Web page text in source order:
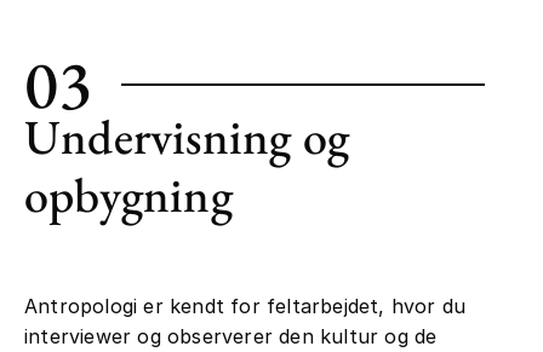
03
Undervisning og
opbygning
Antropologi er kendt for feltarbejdet, hvor du
interviewer og observerer den kultur og de